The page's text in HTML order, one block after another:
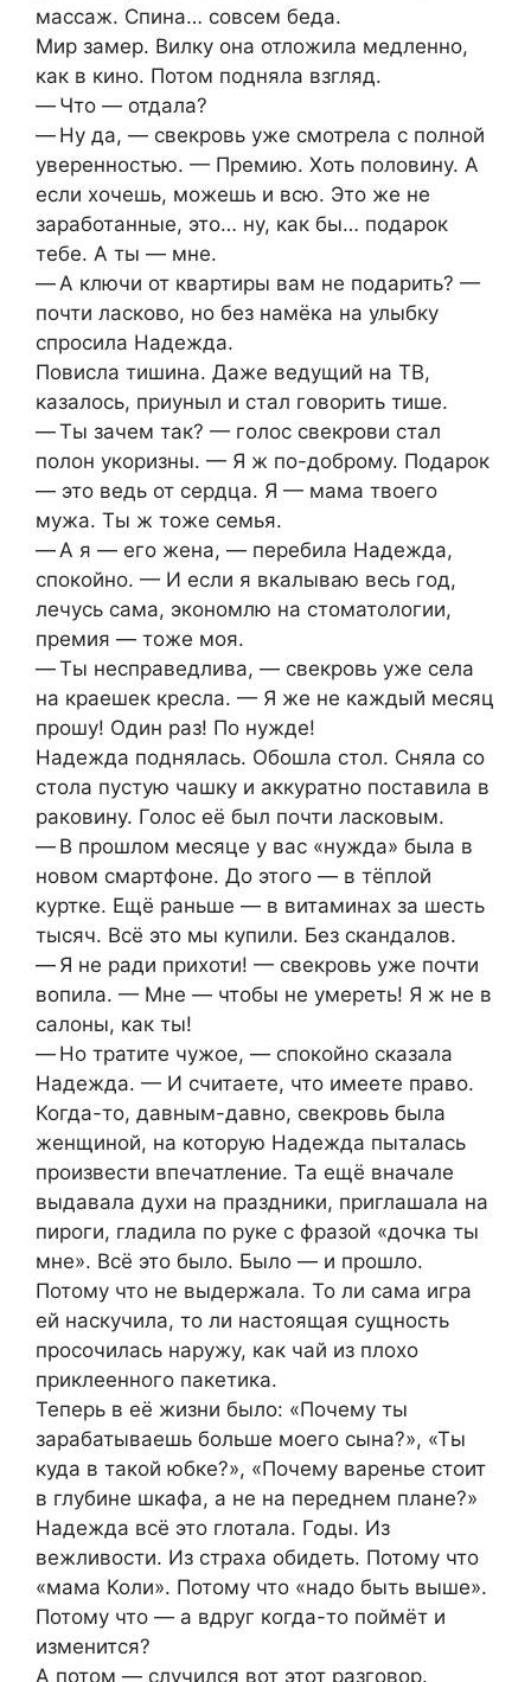
массаж. Спина… совсем беда.
Мир замер. Вилку она отложила медленно,
как в кино. Потом подняла взгляд.
— Что — отдала?
— Ну да, — свекровь уже смотрела с полной
уверенностью. — Премию. Хоть половину. А
если хочешь, можешь и всю. Это же не
заработанные, это… ну, как бы… подарок
тебе. А ты — мне.
— А ключи от квартиры вам не подарить? —
почти ласково, но без намёка на улыбку
спросила Надежда.
Повисла тишина. Даже ведущий на ТВ,
казалось, приуныл и стал говорить тише.
— Ты зачем так? — голос свекрови стал
полон укоризны. — Я ж по-доброму. Подарок
— это ведь от сердца. Я — мама твоего
мужа. Ты ж тоже семья.
— А я — его жена, — перебила Надежда,
спокойно. — И если я вкалываю весь год,
лечусь сама, экономлю на стоматологии,
премия — тоже моя.
— Ты несправедлива, — свекровь уже села
на краешек кресла. — Я же не каждый месяц
прошу! Один раз! По нужде!
Надежда поднялась. Обошла стол. Сняла со
стола пустую чашку и аккуратно поставила в
раковину. Голос её был почти ласковым.
— В прошлом месяце у вас «нужда» была в
новом смартфоне. До этого — в тёплой
куртке. Ещё раньше — в витаминах за шесть
тысяч. Всё это мы купили. Без скандалов.
— Я не ради прихоти! — свекровь уже почти
вопила. — Мне — чтобы не умереть! Я ж не в
салоны, как ты!
— Но тратите чужое, — спокойно сказала
Надежда. — И считаете, что имеете право.
Когда-то, давным-давно, свекровь была
женщиной, на которую Надежда пыталась
произвести впечатление. Та ещё вначале
выдавала духи на праздники, приглашала на
пироги, гладила по руке с фразой «дочка ты
мне». Всё это было. Было — и прошло.
Потому что не выдержала. То ли сама игра
ей наскучила, то ли настоящая сущность
просочилась наружу, как чай из плохо
приклеенного пакетика.
Теперь в её жизни было: «Почему ты
зарабатываешь больше моего сына?», «Ты
куда в такой юбке?», «Почему варенье стоит
в глубине шкафа, а не на переднем плане?»
Надежда всё это глотала. Годы. Из
вежливости. Из страха обидеть. Потому что
«мама Коли». Потому что «надо быть выше».
Потому что — а вдруг когда-то поймёт и
изменится?
А потом — случился вот этот разговор.